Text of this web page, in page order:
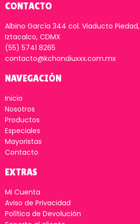
CONTACTO
Albino García 344 col. Viaducto Piedad,
Iztacalco, CDMX
(55) 5741 8265
contacto@kchondiuxxx.com.mx
NAVEGACIÓN
Inicio
Nosotros
Productos
Especiales
Mayoristas
Contacto
EXTRAS
Mi Cuenta
Aviso de Privacidad
Política de Devolución